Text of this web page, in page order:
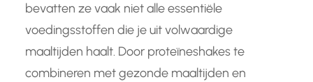
bevatten ze vaak niet alle essentiële
voedingsstoffen die je uit volwaardige
maaltijden haalt. Door proteïneshakes te
combineren met gezonde maaltijden en